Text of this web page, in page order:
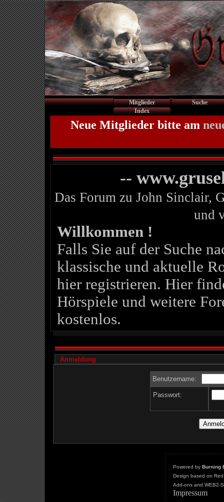
Mitglieder
Suche
Index
Neue Mitglieder bitte am
--
Das Forum zu John Sinclair,
und
Willkommen !
Falls Sie auf der Suche
klassische und aktuelle
hier registrieren. Hier
Hörspiele und weitere
kostenlos.
Anmeldung
Benutzername:
Passwort:
Powered by Burning
Design based on
Add-ons and WEB2-
Impressum